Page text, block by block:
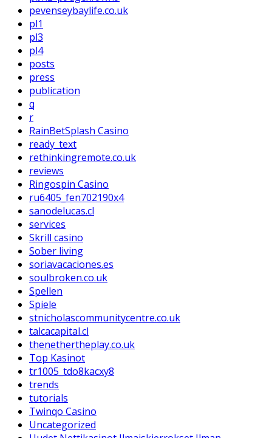
pevenseybaylife.co.uk
pl1
pl3
pl4
posts
press
publication
q
r
RainBetSplash Casino
ready_text
rethinkingremote.co.uk
reviews
Ringospin Casino
ru6405_fen702190x4
sanodelucas.cl
services
Skrill casino
Sober living
soriavacaciones.es
soulbroken.co.uk
Spellen
Spiele
stnicholascommunitycentre.co.uk
talcacapital.cl
thenethertheplay.co.uk
Top Kasinot
tr1005_tdo8kacxy8
trends
tutorials
Twinqo Casino
Uncategorized